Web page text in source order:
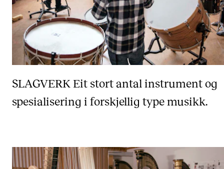
SLAGVERK Eit stort antal instrument og
spesialisering i forskjellig type musikk.